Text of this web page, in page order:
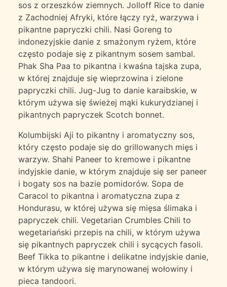
sos z orzeszków ziemnych. Jolloff Rice to danie
z Zachodniej Afryki, które łączy ryż, warzywa i
pikantne papryczki chili. Nasi Goreng to
indonezyjskie danie z smażonym ryżem, które
często podaje się z pikantnym sosem sambal.
Phak Sha Paa to pikantna i kwaśna tajska zupa,
w której znajduje się wieprzowina i zielone
papryczki chili. Jug-Jug to danie karaibskie, w
którym używa się świeżej mąki kukurydzianej i
pikantnych papryczek Scotch bonnet.
Kolumbijski Aji to pikantny i aromatyczny sos,
który często podaje się do grillowanych mięs i
warzyw. Shahi Paneer to kremowe i pikantne
indyjskie danie, w którym znajduje się ser paneer
i bogaty sos na bazie pomidorów. Sopa de
Caracol to pikantna i aromatyczna zupa z
Hondurasu, w której używa się mięsa ślimaka i
papryczek chili. Vegetarian Crumbles Chili to
wegetariański przepis na chili, w którym używa
się pikantnych papryczek chili i sycących fasoli.
Beef Tikka to pikantne i delikatne indyjskie danie,
w którym używa się marynowanej wołowiny i
pieca tandoori.